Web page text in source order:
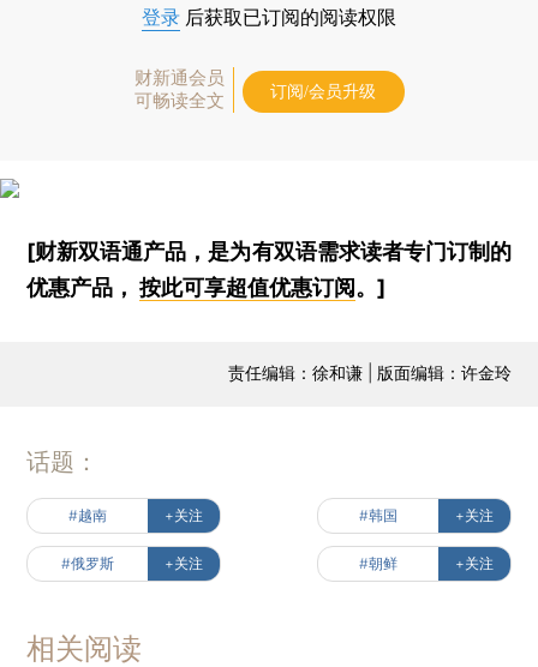
登录 后获取已订阅的阅读权限
财新通会员
可畅读全文
订阅/会员升级
[财新双语通产品，是为有双语需求读者专门订制的
优惠产品，按此可享超值优惠订阅 。]
责任编辑：徐和谦 | 版面编辑：许金玲
话题：
#越南 +关注 #韩国 +关注
#俄罗斯 +关注 #朝鲜 +关注
相关阅读